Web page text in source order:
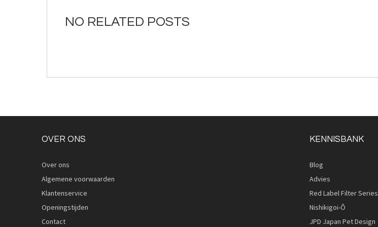
gallerijNO RELATED POSTS
OVER ONS
Over ons
Algemene voorwaarden
Klantenservice
Openingstijden
Contact
KENNISBANK
Blog
Advies
Red Label Filter Series
Nishikigoi-Ô
JPD Japan Pet Design